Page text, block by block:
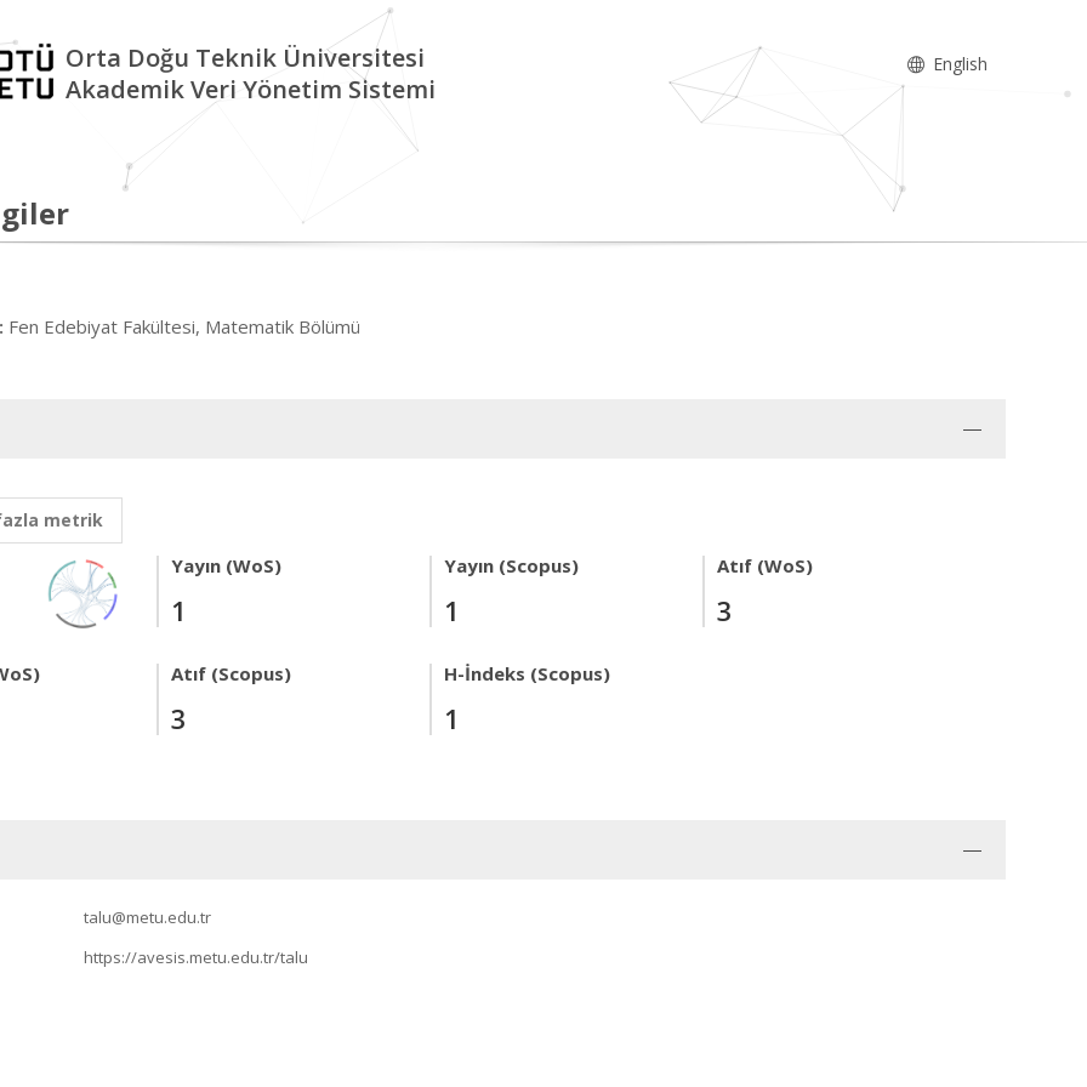
Orta Doğu Teknik Üniversitesi
Akademik Veri Yönetim Sistemi
English
Fen Edebiyat Fakültesi, Matematik Bölümü
metrik
Yayın (WoS)
1
Yayın (Scopus)
1
Atıf (WoS)
3
Atıf (Scopus)
3
H-İndeks (Scopus)
1
talu@metu.edu.tr
https://avesis.metu.edu.tr/talu